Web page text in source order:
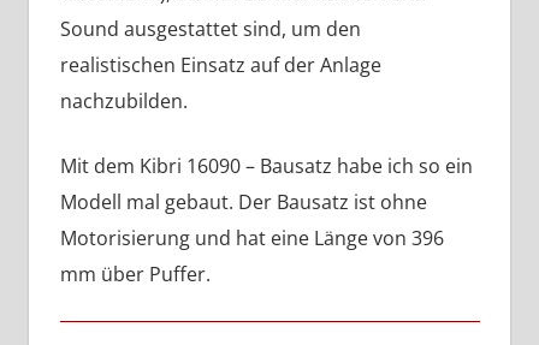
Sound ausgestattet sind, um den
realistischen Einsatz auf der Anlage
nachzubilden.
Mit dem Kibri 16090 – Bausatz habe ich so ein
Modell mal gebaut. Der Bausatz ist ohne
Motorisierung und hat eine Länge von 396
mm über Puffer.